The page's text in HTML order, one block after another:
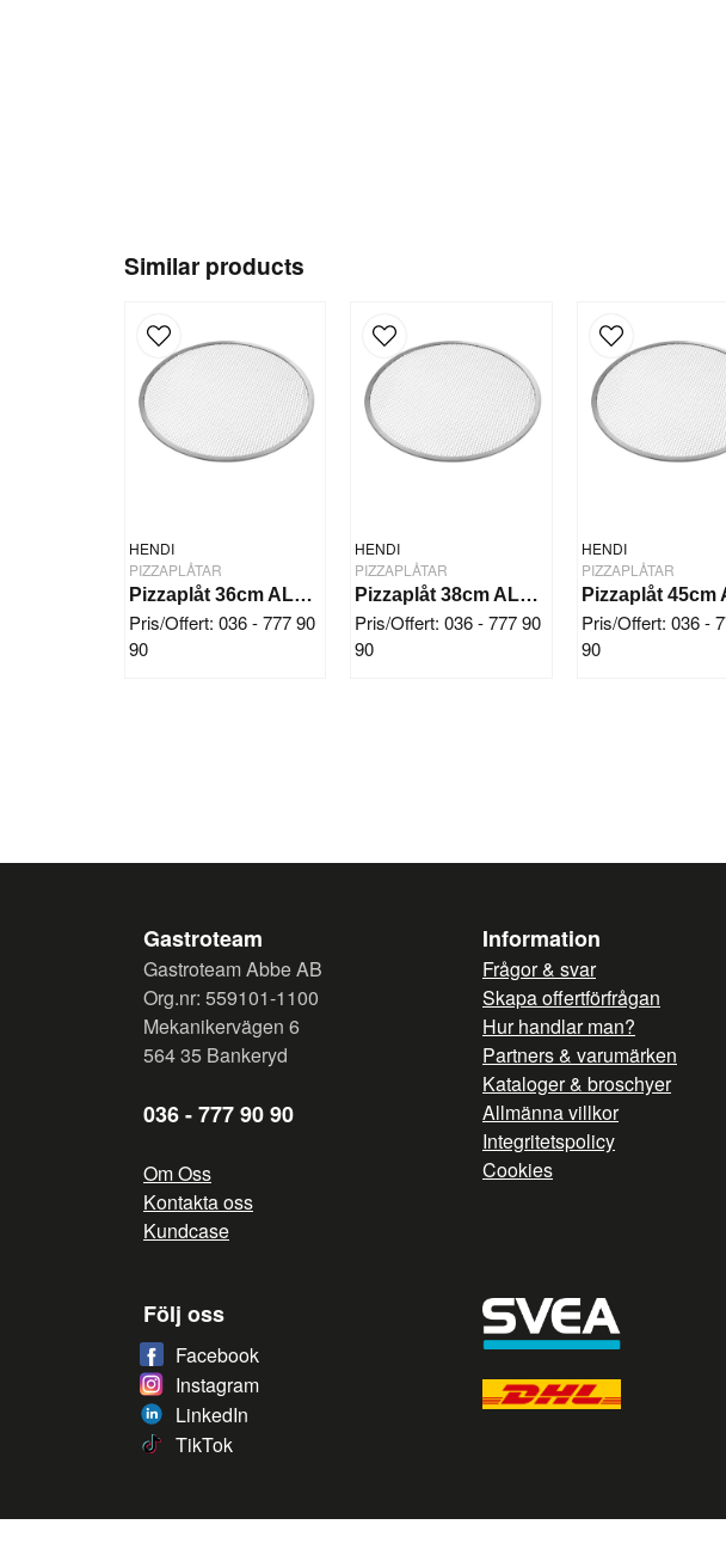
Similar products
HENDI
PIZZAPLÅTAR
Pizzaplåt 36cm ALU Perf.
Pris/Offert: 036 - 777 90
90
HENDI
PIZZAPLÅTAR
Pizzaplåt 38cm ALU Perf.
Pris/Offert: 036 - 777 90
90
HENDI
PIZZAPLÅTAR
Pris/Offert: 036 -
90
Gastroteam
Gastroteam Abbe AB
Org.nr: 559101-1100
Mekanikervägen 6
564 35 Bankeryd
036 - 777 90 90
Om Oss
Kontakta oss
Kundcase
Information
Frågor & svar
Skapa offertförfrågan
Hur handlar man?
Partners & varumärken
Kataloger & broschyer
Allmänna villkor
Integritetspolicy
Cookies
Följ oss
Facebook
Instagram
LinkedIn
TikTok